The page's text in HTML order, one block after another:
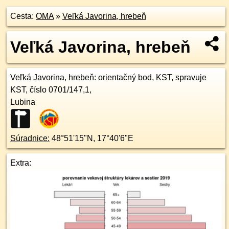
Cesta: OMA» Veľká Javorina, hrebeň
Veľká Javorina, hrebeň
Veľká Javorina, hrebeň: orientačný bod, KST, spravuje
KST, číslo 0701/147,1,
Lubina
Súradnice: 48°51'15"N , 17°40'6"E
Extra: